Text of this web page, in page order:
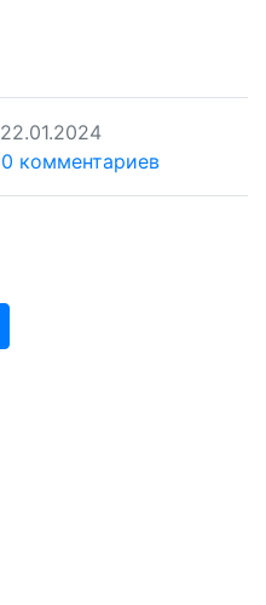
22.01.2024
0 комментариев